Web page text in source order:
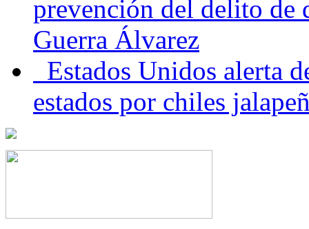
prevención del delito de
Guerra Álvarez
Estados Unidos alerta
estados por chiles